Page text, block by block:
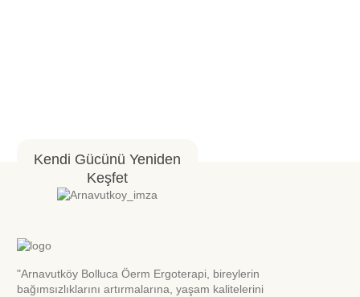
Kendi Gücünü Yeniden
Keşfet
"Arnavutköy Bolluca Öerm Ergoterapi, bireylerin
bağımsızlıklarını artırmalarına, yaşam kalitelerini